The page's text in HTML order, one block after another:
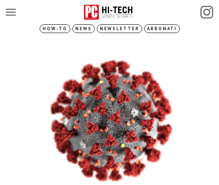
HOW-TO NEWS NEWSLETTER ABBONATI